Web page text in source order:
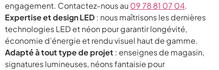
engagement. Contactez-nous au 09 78 81 07 04.
Expertise et design LED: nous maîtrisons les dernières
technologies LED et néon pour garantir longévité,
économie d’énergie et rendu visuel haut de gamme.
Adapté à tout type de projet : enseignes de magasin,
signatures lumineuses, néons fantaisie pour